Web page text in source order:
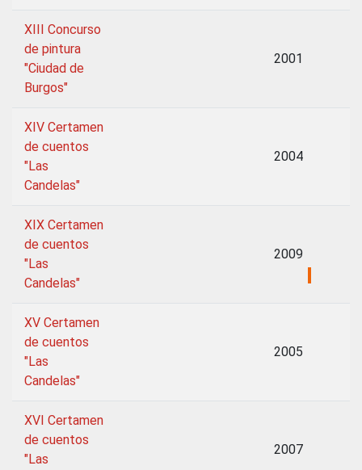
XIII Concurso
de pintura
"Ciudad de
Burgos"
2001
XIV Certamen
de cuentos
"Las
Candelas"
2004
XIX Certamen
de cuentos
"Las
Candelas"
2009
XV Certamen
de cuentos
"Las
Candelas"
2005
XVI Certamen
de cuentos
"Las
2007